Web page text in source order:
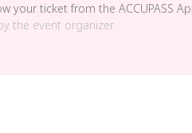
your ticket from the ACCUPASS
the event organizer.